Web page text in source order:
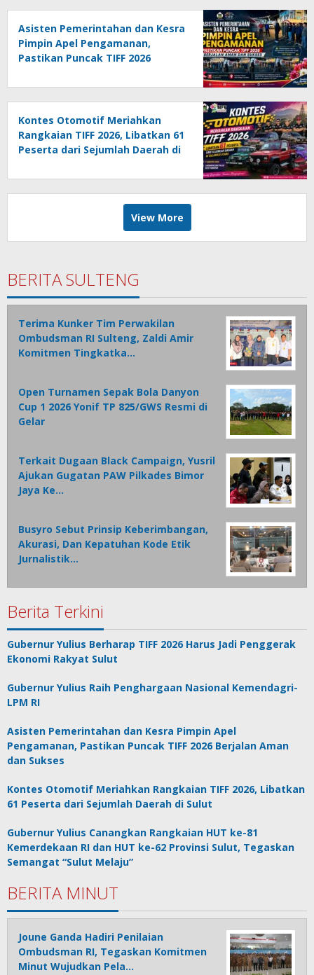
Asisten Pemerintahan dan Kesra
Pimpin Apel Pengamanan,
Pastikan Puncak TIFF 2026
Kontes Otomotif Meriahkan
Rangkaian TIFF 2026, Libatkan 61
Peserta dari Sejumlah Daerah di
View More
BERITA SULTENG
Terima Kunker Tim Perwakilan
Ombudsman RI Sulteng, Zaldi Amir
Komitmen Tingkatka…
Open Turnamen Sepak Bola Danyon
Cup 1 2026 Yonif TP 825/GWS Resmi di
Gelar
Terkait Dugaan Black Campaign, Yusril
Ajukan Gugatan PAW Pilkades Bimor
Jaya Ke…
Busyro Sebut Prinsip Keberimbangan,
Akurasi, Dan Kepatuhan Kode Etik
Jurnalistik…
Berita Terkini
Gubernur Yulius Berharap TIFF 2026 Harus Jadi Penggerak
Ekonomi Rakyat Sulut
Gubernur Yulius Raih Penghargaan Nasional Kemendagri-
LPM RI
Asisten Pemerintahan dan Kesra Pimpin Apel
Pengamanan, Pastikan Puncak TIFF 2026 Berjalan Aman
dan Sukses
Kontes Otomotif Meriahkan Rangkaian TIFF 2026, Libatkan
61 Peserta dari Sejumlah Daerah di Sulut
Gubernur Yulius Canangkan Rangkaian HUT ke-81
Kemerdekaan RI dan HUT ke-62 Provinsi Sulut, Tegaskan
Semangat “Sulut Melaju”
BERITA MINUT
Joune Ganda Hadiri Penilaian
Ombudsman RI, Tegaskan Komitmen
Minut Wujudkan Pela…